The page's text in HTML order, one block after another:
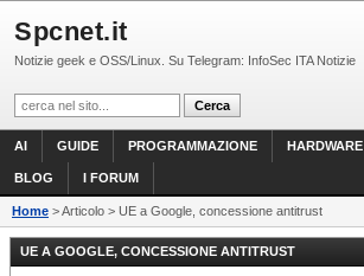
Spcnet.it
Notizie geek e OSS/Linux. Su Telegram: InfoSec ITA Notizie
AI GUIDE PROGRAMMAZIONE HARDWARE
BLOG I FORUM
Home > Articolo > UE a Google, concessione antitrust
UE A GOOGLE, CONCESSIONE ANTITRUST